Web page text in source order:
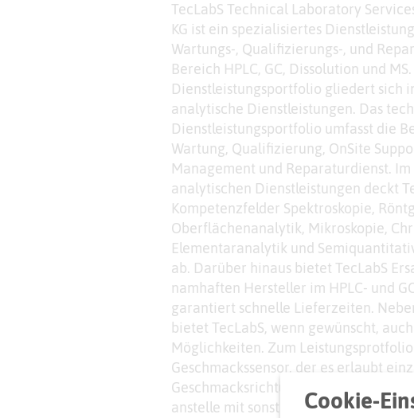
TecLabS Technical Laboratory
KG ist ein spezialisiertes
Wartungs-, Qualifizierungs-, und
Bereich HPLC, GC, Dissolution und MS.
Dienstleistungsportfolio gliedert sich
analytische Dienstleistungen. Das
Dienstleistungsportfolio umfasst die
Wartung, Qualifizierung, OnSite
Management und Reparaturdienst.
analytischen Dienstleistungen deckt
Kompetenzfelder Spektroskopie,
Oberflächenanalytik, Mikroskopie,
Elementaranalytik und
ab. Darüber hinaus bietet TecLabS
namhaften Hersteller im HPLC- und
garantiert schnelle Lieferzeiten.
bietet TecLabS, wenn gewünscht,
Möglichkeiten. Zum
Geschmackssensor, der es erlaubt
Geschmacksrichtungen mit definierten
anstelle mit sonst üblichen semi-
Cookie-